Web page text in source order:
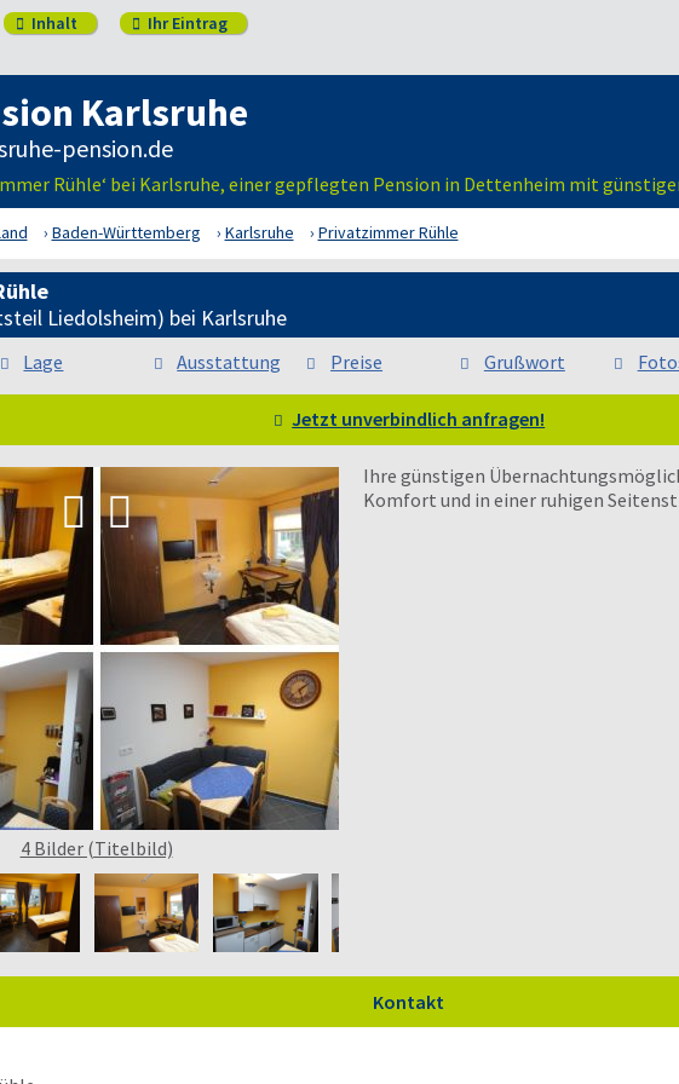
 Inhalt  Ihr Eintrag
Karlsruhe
Rühle‘ bei Karlsruhe, einer gepflegten Pension in Dettenheim mit
Baden-Württemberg Karlsruhe Privatzimmer Rühle
Liedolsheim) bei Karlsruhe
Lage Ausstattung Preise Grußwort
Jetzt unverbindlich anfragen!
 
4 Bilder (Titelbild)
Ihre günstigen
Komfort und in einer ruhigen
Kontakt